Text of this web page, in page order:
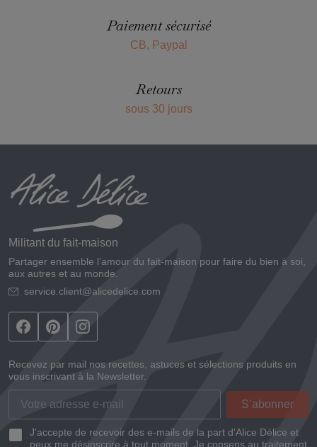
Paiement sécurisé
CB, Paypal
Retours
sous 30 jours
Militant du fait-maison
Partager ensemble l’amour du fait-maison pour faire du bien à soi,
aux autres et au monde.
service.client@alicedelice.com
Recevez par mail nos recettes, astuces et sélections produits en
vous inscrivant à la Newsletter.
J'accepte de recevoir des e-mails de la part d'Alice Délice et
peux me désinscrire à tout moment. Je consens au traitement